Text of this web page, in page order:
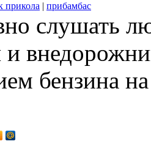
прикола | прибамбас
слушать
и
бензина